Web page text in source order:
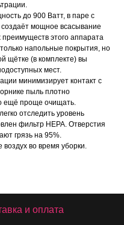
до 900 Ватт, в паре с
мощное всасывание
этого аппарата
напольные покрытия, но
щётке (в комплекте) вы
мест.
минимизирует контакт с
пыль плотно
ещё проще очищать.
отследить уровень
фильтр НЕРА. Отверстия
грязь на 95%.
воздух во время уборки.
и оплата